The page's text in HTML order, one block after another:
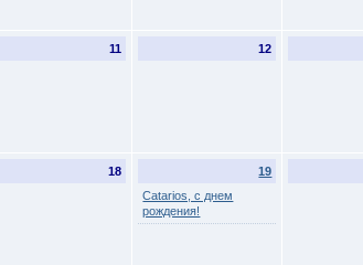
11 12
18
19
Catarios, с днем
рождения!